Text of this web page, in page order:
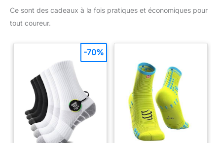
plus petite que la taille de l'UE.
Ce sont des cadeaux à la fois pratiques et économiques pour
tout coureur.
-70%